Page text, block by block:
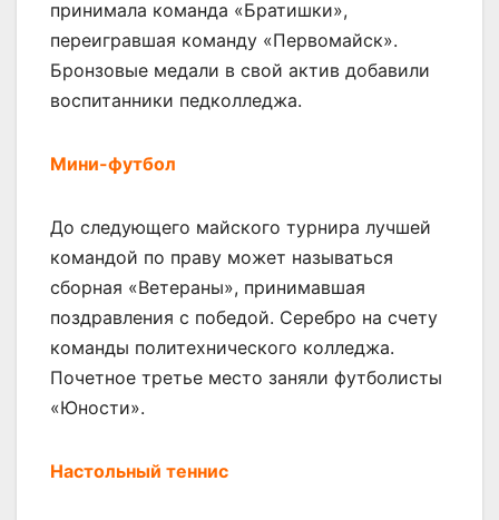
принимала команда «Братишки»,
переигравшая команду «Первомайск».
Бронзовые медали в свой актив добавили
воспитанники педколледжа.
Мини-футбол
До следующего майского турнира лучшей
командой по праву может называться
сборная «Ветераны», принимавшая
поздравления с победой. Серебро на счету
команды политехнического колледжа.
Почетное третье место заняли футболисты
«Юности».
Настольный теннис